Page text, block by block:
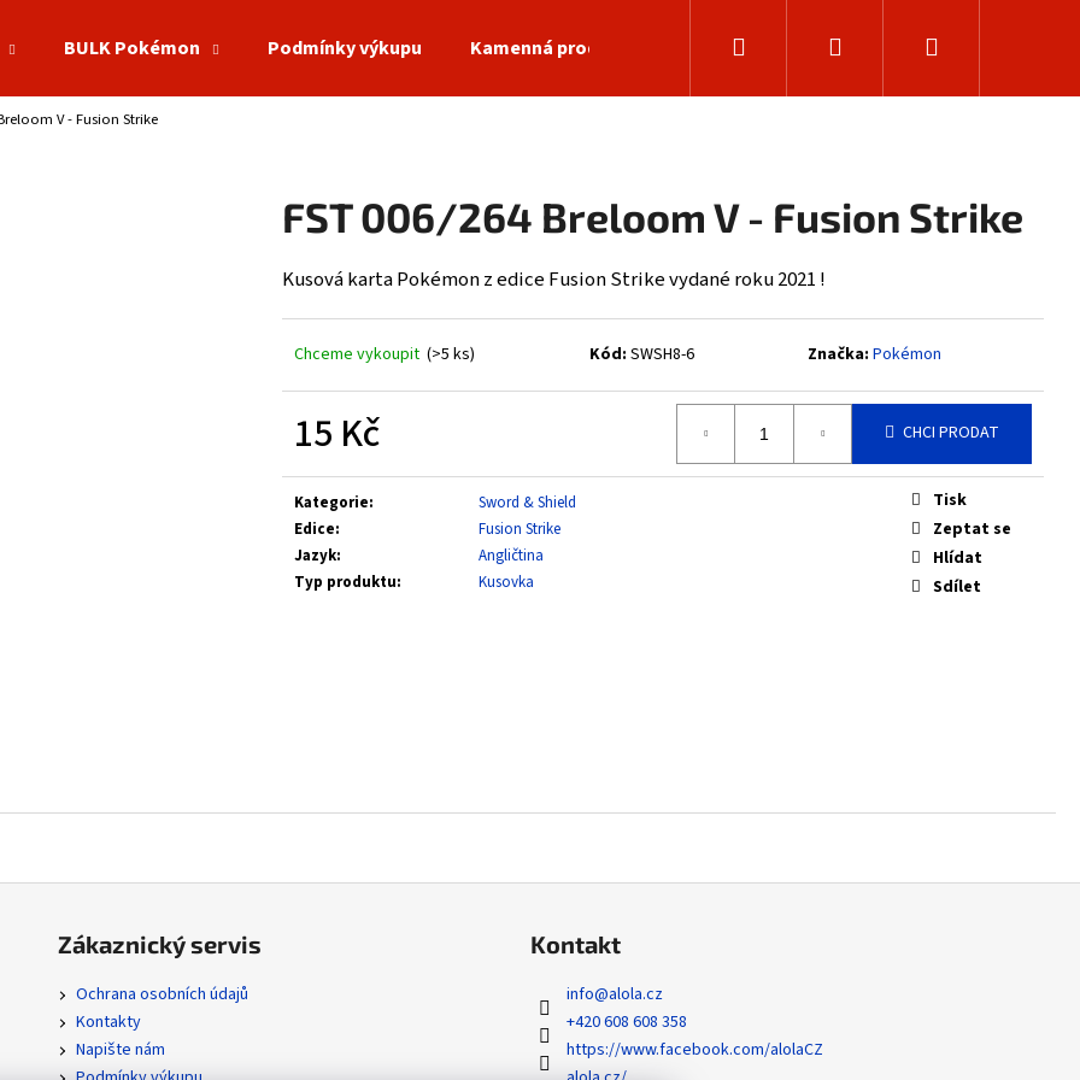
BULK Pokémon Podmínky výkupu Kamenná prodejna Přihlášení
V - Fusion Strike
FST 006/264 Breloom V - Fusion Strike
Kusová karta Pokémon z edice Fusion Strike vydané roku 2021 !
Chceme vykoupit (>5 ks) Kód: SWSH8-6 Značka:Pokémon
15 Kč
cena:
CHCI PRODAT
Kategorie:
Sword & Shield
Edice:
Fusion Strike
Jazyk:
Angličtina
Typ produktu: Kusovka
Tisk
Zeptat se
Hlídat
Sdílet
Co potřebujete najít?
HLEDAT
Následující
SVP 051 SNORLAX - BLACK STAR PROMOS
POR 104/088 MEGA ZYGARDE EX - PERFECT
Zákaznický servis
Ochrana osobních údajů
Kontakty
Napište nám
Kontakt
info@alola.cz
+420 608 608 358
https://www.facebook.com/alolaCZ